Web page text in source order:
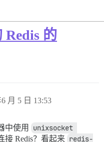
Redis 的
6 月 5 日 13:53
中使用
unixsocket
接 Redis？看起来 redis-